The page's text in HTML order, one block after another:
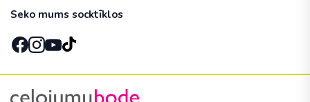
Seko mums socktīklos